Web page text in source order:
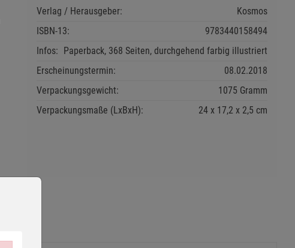
Verlag / Herausgeber:
Kosmos
ISBN-13:
9783440158494
Infos:
Paperback, 368 Seiten, durchgehend farbig illustriert
Erscheinungstermin:
08.02.2018
Verpackungsgewicht:
1075 Gramm
Verpackungsmaße (LxBxH):
24 17,2 2,5 cm